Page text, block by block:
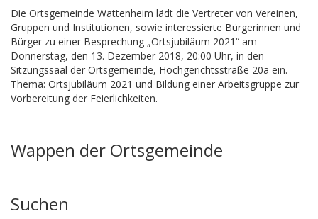
Die Ortsgemeinde Wattenheim lädt die Vertreter von Vereinen,
Gruppen und Institutionen, sowie interessierte Bürgerinnen und
Bürger zu einer Besprechung „Ortsjubiläum 2021“ am
Donnerstag, den 13. Dezember 2018, 20:00 Uhr, in den
Sitzungssaal der Ortsgemeinde, Hochgerichtsstraße 20a ein.
Thema: Ortsjubiläum 2021 und Bildung einer Arbeitsgruppe zur
Vorbereitung der Feierlichkeiten.
Wappen der Ortsgemeinde
Suchen